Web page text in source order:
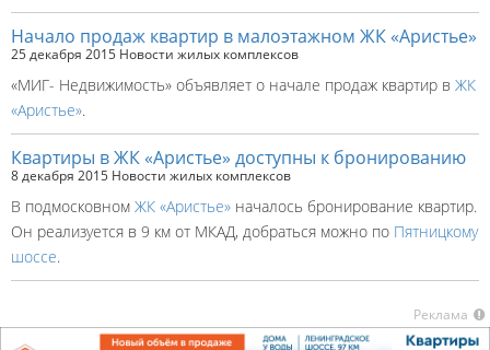
Начало продаж квартир в малоэтажном ЖК «Аристье»
25 декабря 2015 Новости жилых комплексов
«МИГ- Недвижимость» объявляет о начале продаж квартир в ЖК
«Аристье».
Квартиры в ЖК «Аристье» доступны к бронированию
8 декабря 2015 Новости жилых комплексов
В подмосковном ЖК «Аристье» началось бронирование квартир.
Он реализуется в 9 км от МКАД, добраться можно по Пятницкому
шоссе.
Реклама